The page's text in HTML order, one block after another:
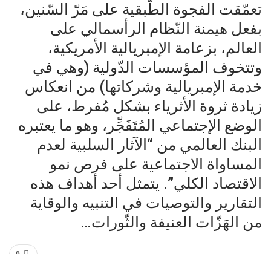
تعمّقت الفجوة الطّبقية على مَرّ السّنين،
بفعل هيمنة النّظام الرأسمالي على
العالم، بزعامة الإمبريالية الأمريكية،
وتتخوف المؤسسات الدّولية (وهي في
خدمة الإمبريالية وشركاتها) من انعكاس
زيادة ثروة الأثرياء بشكل مُفرط، على
الوضع الإجتماعي المُتَفَجِّر، وهو ما يعتبره
البنك العالمي من “الآثار السلبية لعدم
المساواة الاجتماعية على فرص نمو
الاقتصاد الكلي”. يتمثل أحد أهداف هذه
التقارير والتوصيات في التنبيه والوقاية
من الهَزّات العنيفة والثّورات…